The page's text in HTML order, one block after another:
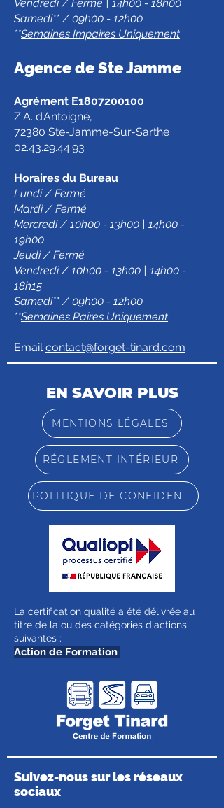
Vendredi / Fermé | 14h00 - 18h00
Samedi** / 09h00 - 12h00
**Semaines Impaires Uniquement
Agence de Ste Jamme
Agrément E1807200100
Z.A. d’Antoigné,
72380 Ste-Jamme-Sur-Sarthe
02.43.29.44.93
Horaires du Bureau
Lundi / Fermé
Mardi / Fermé
Mercredi / 10h00 - 13h00 | 14h00 -
19h00
Jeudi / Fermé
Vendredi / 10h00 - 13h00 | 14h00 -
18h15
Samedi** / 09h00 - 12h00
**Semaines Paires Uniquement
Emailcontact@forget-tinard.com
EN SAVOIR PLUS
MENTIONS LÉGALES
RÉGLEMENT INTÉRIEUR
POLITIQUE DE CONFIDENTIALITÉ
La certification qualité a été délivrée au
titre de la ou des catégories d'actions
suivantes :
Action de Formation
Suivez-nous sur les réseaux
sociaux